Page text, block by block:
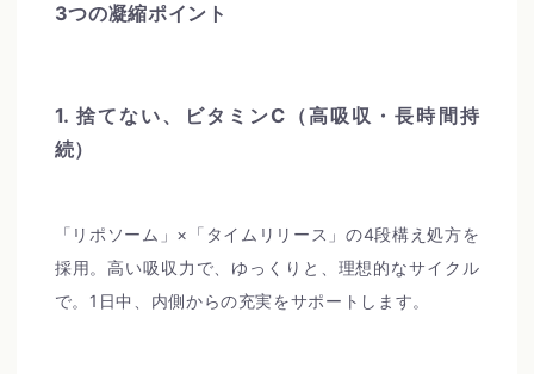
3つの凝縮ポイント
1. 捨てない、ビタミンC（高吸収・長時間持
続）
「リポソーム」×「タイムリリース」の4段構え処方を
採用。高い吸収力で、ゆっくりと、理想的なサイクル
で。1日中、内側からの充実をサポートします。